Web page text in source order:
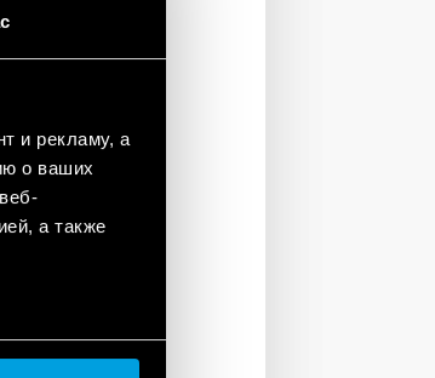
и рекламу, а
о ваших
а также
логических
приложений
языке